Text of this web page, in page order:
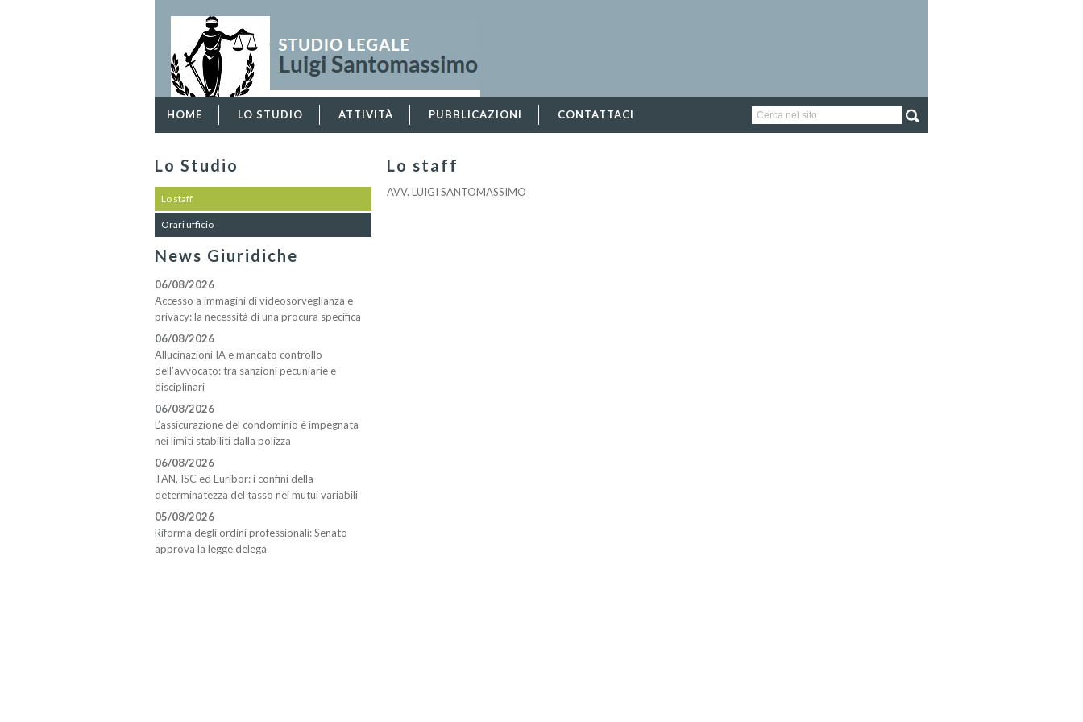
HOME LO STUDIO ATTIVITÀ PUBBLICAZIONI CONTATTACI
Lo staff
AVV. LUIGI SANTOMASSIMO
Lo Studio
Lo staff
Orari ufficio
News Giuridiche
06/08/2026
Accesso a immagini di videosorveglianza e
privacy: la necessità di una procura specifica
06/08/2026
Allucinazioni IA e mancato controllo
dell’avvocato: tra sanzioni pecuniarie e
disciplinari
06/08/2026
L’assicurazione del condominio è impegnata
nei limiti stabiliti dalla polizza
06/08/2026
TAN, ISC ed Euribor: i confini della
determinatezza del tasso nei mutui variabili
05/08/2026
Riforma degli ordini professionali: Senato
approva la legge delega